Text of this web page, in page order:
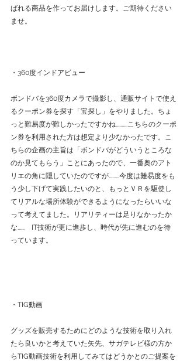
ばれる商品を作ってお届けします。ご期待ください
ませ。
・360度インドアビュー
ボンドバを360度カメラで撮影し、通販サイトで使え
るクーポン券を探す「宝探し」をやりました。ちょ
っと難易度が難しかったですかね..........こちらのクーポ
ン券を利用された方は想定より少なかったです。こ
ちらの企画の主旨は「ボンドバがどういうところな
のか見てもらう」ことにあったので、一番奥のアト
リエの角に隠していたのですが.........今度は難易度をも
う少し下げて実践したいのと、もっとＶＲを駆使し
てリアルな場所体験ができるようになったらいいな
って考えてました。リアリティーは足りなかったか
な......　IT技術が更に進歩し、時代が先に進むのを待
っています。
・TIG動画
グッズを販売するためにどのような技術を取り入れ
たら良いかと考えていた矢先、サガテレビ様の方か
らTIG動画技術を利用してみてはどうかとのご提案を